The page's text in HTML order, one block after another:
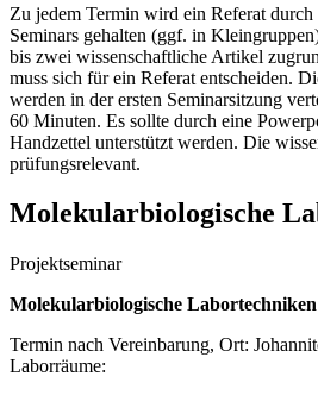
Zu jedem Termin wird ein Referat durch
Seminars gehalten (ggf. in
bis zwei wissenschaftliche Artikel
muss sich für ein Referat entscheiden.
werden in der ersten Seminarsitzung
60 Minuten. Es sollte durch eine
Handzettel unterstützt werden. Die
prüfungsrelevant.
Molekularbiologische
Projektseminar
Molekularbiologische Labortechniken
Termin nach Vereinbarung, Ort:
Laborräume: